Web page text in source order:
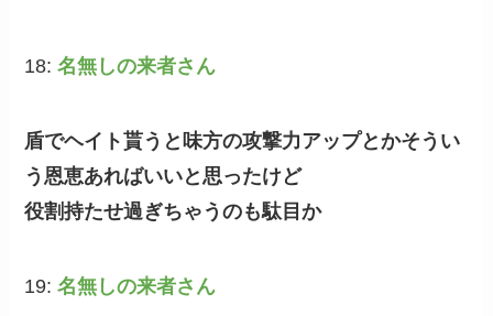
18:名無しの来者さん
盾でヘイト貰うと味方の攻撃力アップとかそうい
う恩恵あればいいと思ったけど
役割持たせ過ぎちゃうのも駄目か
19:名無しの来者さん